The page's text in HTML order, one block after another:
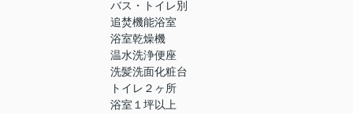
バス・トイレ別
追焚機能浴室
浴室乾燥機
温水洗浄便座
洗髪洗面化粧台
トイレ２ヶ所
浴室１坪以上